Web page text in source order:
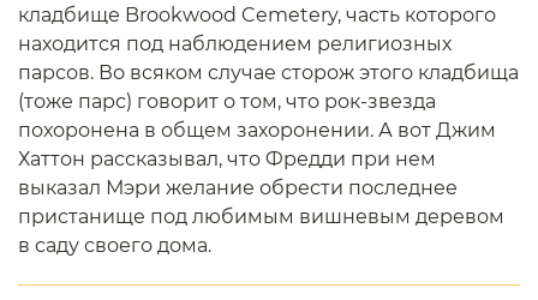
кладбище Brookwood Cemetery, часть которого
находится под наблюдением религиозных
парсов. Во всяком случае сторож этого кладбища
(тоже парс) говорит о том, что рок-звезда
похоронена в общем захоронении. А вот Джим
Хаттон рассказывал, что Фредди при нем
выказал Мэри желание обрести последнее
пристанище под любимым вишневым деревом
в саду своего дома.